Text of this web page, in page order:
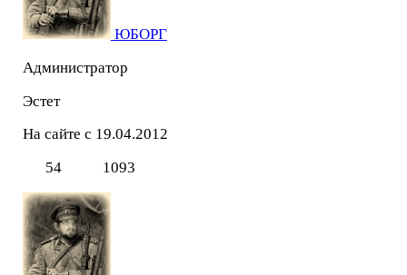
ЮБОРГ
Администратор
Эстет
На сайте с 19.04.2012
54
1093